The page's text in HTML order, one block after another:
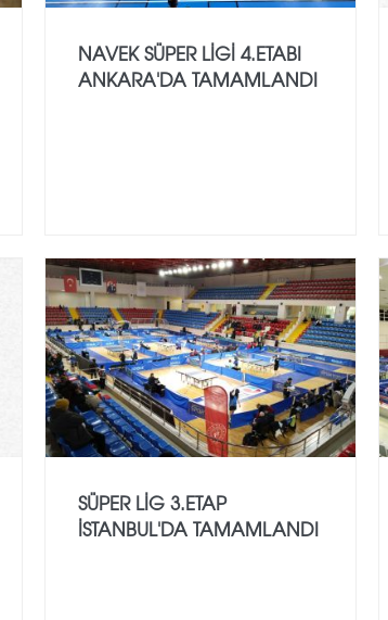
NAVEK SÜPER LIGI 4.ETABI
ANKARA'DA TAMAMLANDI
SÜPER LİG 3.ETAP
İSTANBUL'DA TAMAMLANDI